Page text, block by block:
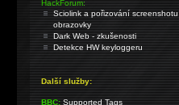
HackForum:
Sciolink a pořizování screenshotu
obrazovky
Dark Web - zkušenosti
Detekce HW keyloggeru
Další služby:
BBC: Supported Tags